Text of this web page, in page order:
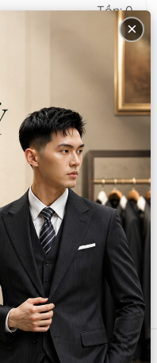
Tồn: 0
Tây,
bản đồ
nước sôi
tự
×